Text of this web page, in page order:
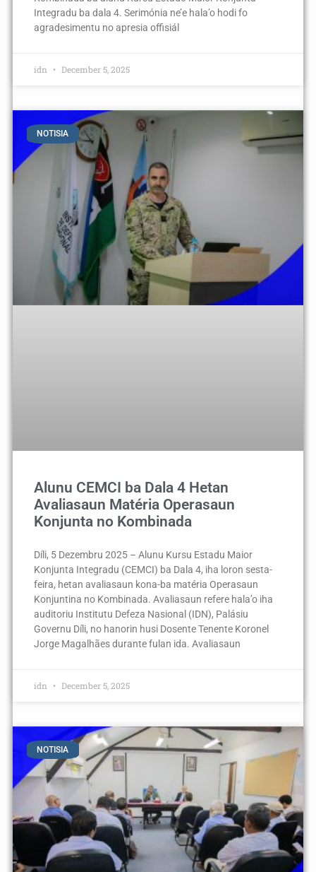
Integradu ba dala 4. Serimónia ne’e hala’o hodi fo
agradesimentu no apresia offisiál
idn December 5, 2025
NOTISIA
Alunu CEMCI ba Dala 4 Hetan
Avaliasaun Matéria Operasaun
Konjunta no Kombinada
Díli, 5 Dezembru 2025 – Alunu Kursu Estadu Maior
Konjunta Integradu (CEMCI) ba Dala 4, iha loron sesta-
feira, hetan avaliasaun kona-ba matéria Operasaun
Konjuntina no Kombinada. Avaliasaun refere hala’o iha
auditoriu Institutu Defeza Nasional (IDN), Palásiu
Governu Díli, no hanorin husi Dosente Tenente Koronel
Jorge Magalhães durante fulan ida. Avaliasaun
idn December 5, 2025
NOTISIA